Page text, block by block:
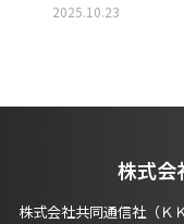
2025.10.23
株式会
株式会社共同通信社（Ｋ